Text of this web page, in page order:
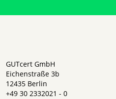
GUTcert GmbH
Eichenstraße 3b
12435 Berlin
+49 30 2332021 - 0